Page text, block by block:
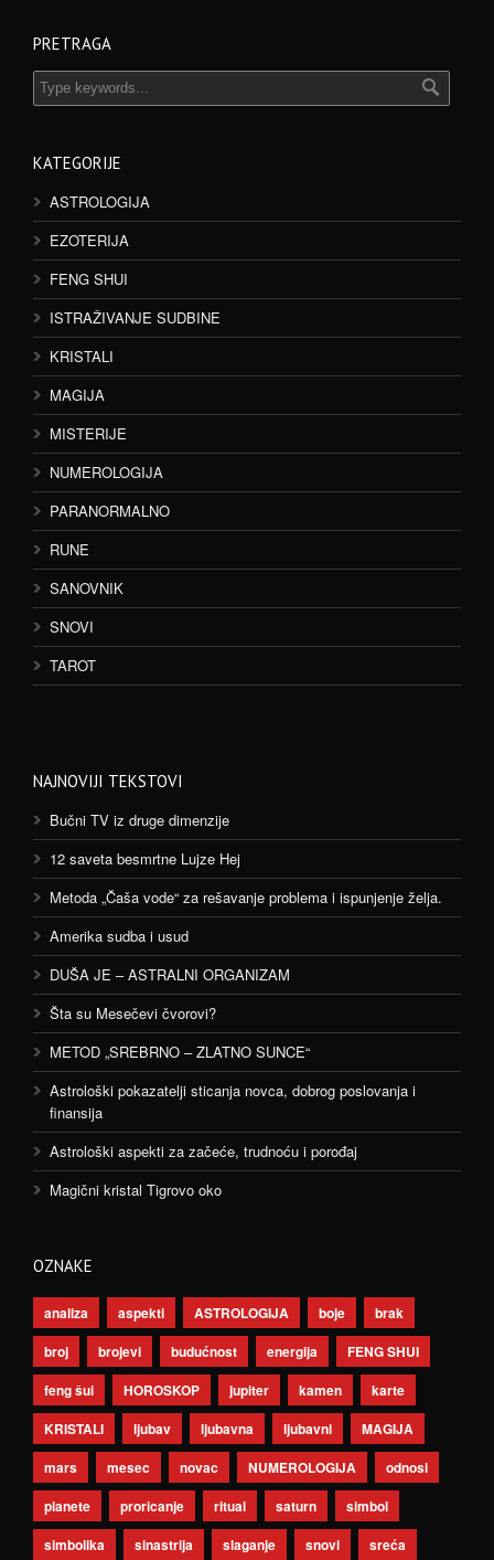
PRETRAGA
KATEGORIJE
ASTROLOGIJA
EZOTERIJA
FENG SHUI
ISTRAŽIVANJE SUDBINE
KRISTALI
MAGIJA
MISTERIJE
NUMEROLOGIJA
PARANORMALNO
RUNE
SANOVNIK
SNOVI
TAROT
NAJNOVIJI TEKSTOVI
Bučni TV iz druge dimenzije
12 saveta besmrtne Lujze Hej
Metoda „Čaša vode“ za rešavanje problema i ispunjenje želja.
Amerika sudba i usud
DUŠA JE – ASTRALNI ORGANIZAM
Šta su Mesečevi čvorovi?
METOD „SREBRNO – ZLATNO SUNCE“
Astrološki pokazatelji sticanja novca, dobrog poslovanja i
finansija
Astrološki aspekti za začeće, trudnoću i porođaj
Magični kristal Tigrovo oko
OZNAKE
analiza aspekti ASTROLOGIJA boje
brak
broj
brojevi budućnost energija
FENG SHUI
feng šui
HOROSKOP jupiter kamen
karte
KRISTALI
ljubav ljubavna ljubavni
MAGIJA
mars
mesec novac NUMEROLOGIJA
odnosi
planete
proricanje ritual saturn
simbol
simbolika
sinastrija slaganje snovi sreća